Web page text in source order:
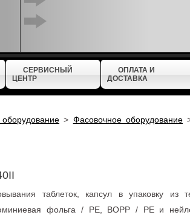
СЕРВИСНЫЙ
ЦЕНТР
ОПЛАТА И
ДОСТАВКА
> Фасовочное оборудование
таблеток, капсул в упаковку из
фольга / PE, BOPP / PE и